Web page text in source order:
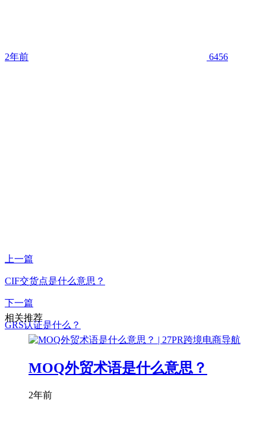
2年前 6456
上一篇
CIF交货点是什么意思？
下一篇
GRS认证是什么？
相关推荐
MOQ外贸术语是什么意思？
2年前